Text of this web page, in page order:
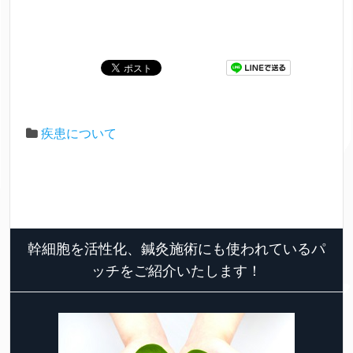
疾患について
幹細胞を活性化、鍼灸施術にも使われているパ
ッチをご紹介いたします！